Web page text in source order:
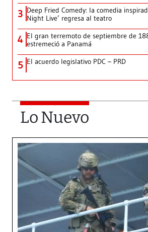
3 Deep Fried Comedy: la comedia
Night Live’ regresa al teatro
4 El gran terremoto de septiembre de
estremeció a Panamá
5 El acuerdo legislativo PDC – PRD
Lo Nuevo